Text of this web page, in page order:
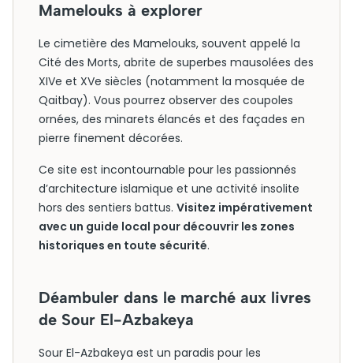
Mamelouks à explorer
Le cimetière des Mamelouks, souvent appelé la
Cité des Morts, abrite de superbes mausolées des
XIVe et XVe siècles (notamment la mosquée de
Qaitbay). Vous pourrez observer des coupoles
ornées, des minarets élancés et des façades en
pierre finement décorées.
Ce site est incontournable pour les passionnés
d’architecture islamique et une activité insolite
hors des sentiers battus. Visitez impérativement
avec un guide local pour découvrir les zones
historiques en toute sécurité.
Déambuler dans le marché aux livres
de Sour El-Azbakeya
Sour El-Azbakeya est un paradis pour les